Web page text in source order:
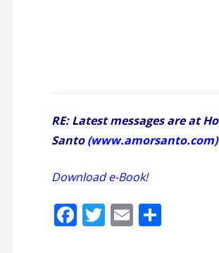
RE: Latest messages are at
Santo(www.amorsanto.com)
Download e-Book!
F T E S